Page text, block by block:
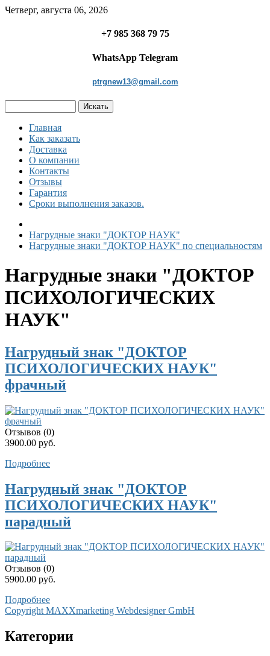
Четверг, августа 06, 2026
+7 985 368 79 75
WhatsApp Telegram
ptrgnew13@gmail.com
Главная
Как заказать
Доставка
О компании
Контакты
Отзывы
Гарантия
Сроки выполнения заказов.
Нагрудные знаки "ДОКТОР НАУК"
Нагрудные знаки "ДОКТОР НАУК" по специальностям
Нагрудные знаки "ДОКТОР
ПСИХОЛОГИЧЕСКИХ
НАУК"
Нагрудный знак "ДОКТОР
ПСИХОЛОГИЧЕСКИХ НАУК"
фрачный
Отзывов (0)
3900.00 руб.
Подробнее
Нагрудный знак "ДОКТОР
ПСИХОЛОГИЧЕСКИХ НАУК"
парадный
Отзывов (0)
5900.00 руб.
Подробнее
Copyright MAXXmarketing Webdesigner GmbH
Категории